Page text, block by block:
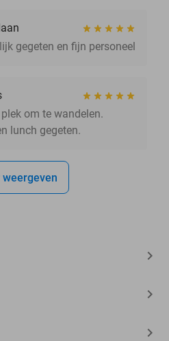
gegeten en fijn personeel
om te wandelen.
lunch gegeten.
weergeven